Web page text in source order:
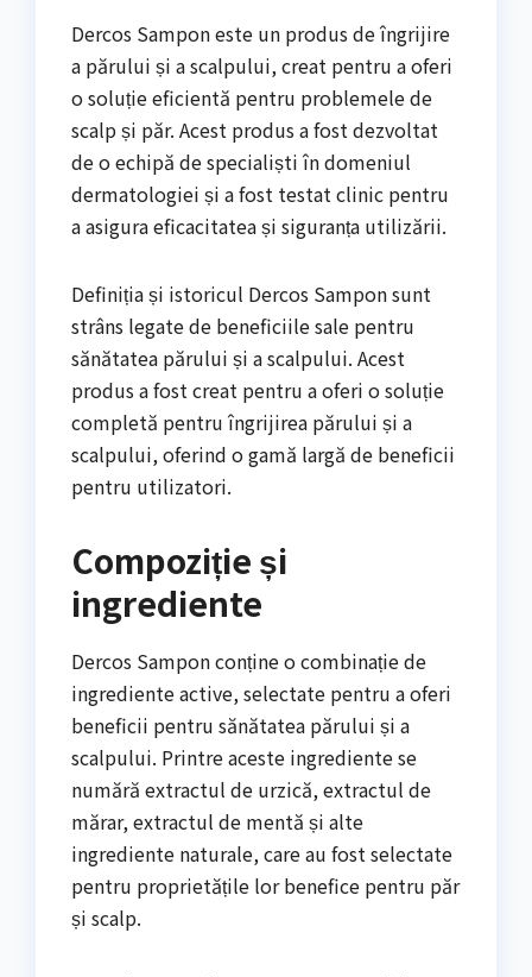
Dercos Sampon este un produs de îngrijire
a părului și a scalpului, creat pentru a oferi
o soluție eficientă pentru problemele de
scalp și păr. Acest produs a fost dezvoltat
de o echipă de specialiști în domeniul
dermatologiei și a fost testat clinic pentru
a asigura eficacitatea și siguranța utilizării.
Definiția și istoricul Dercos Sampon sunt
strâns legate de beneficiile sale pentru
sănătatea părului și a scalpului. Acest
produs a fost creat pentru a oferi o soluție
completă pentru îngrijirea părului și a
scalpului, oferind o gamă largă de beneficii
pentru utilizatori.
Compoziție și
ingrediente
Dercos Sampon conține o combinație de
ingrediente active, selectate pentru a oferi
beneficii pentru sănătatea părului și a
scalpului. Printre aceste ingrediente se
numără extractul de urzică, extractul de
mărar, extractul de mentă și alte
ingrediente naturale, care au fost selectate
pentru proprietățile lor benefice pentru păr
și scalp.